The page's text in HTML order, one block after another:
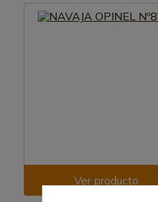
Ver producto